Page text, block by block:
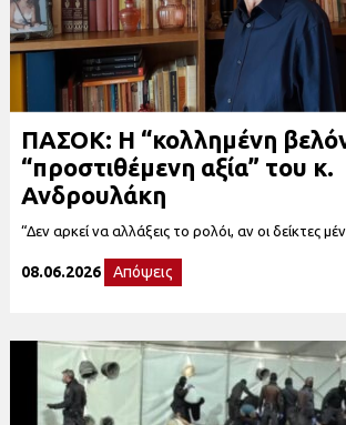
ΠΑΣΟΚ: Η “κολλημένη
“προστιθέμενη αξία” του κ.
Ανδρουλάκη
“Δεν αρκεί να αλλάξεις το ρολόι, αν οι δείκτες
08.06.2026 Απόψεις